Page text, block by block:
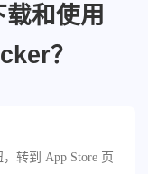
和使用
？
转到 App Store 页